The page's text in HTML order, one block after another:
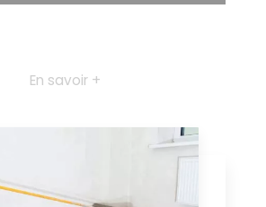
En savoir +